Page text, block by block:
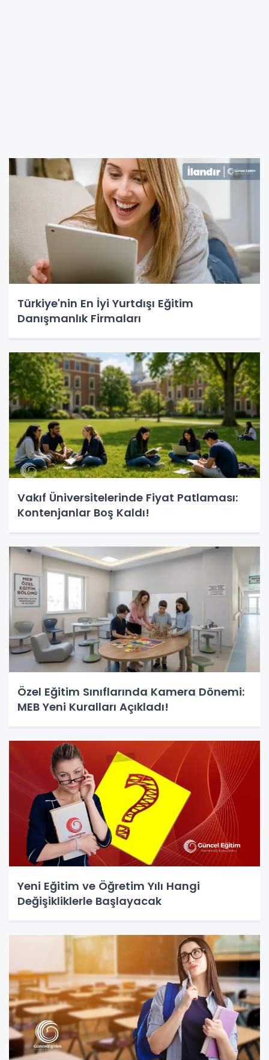
Türkiye'nin En İyi Yurtdışı Eğitim
Danışmanlık Firmaları
Vakıf Üniversitelerinde Fiyat Patlaması:
Kontenjanlar Boş Kaldı!
Özel Eğitim Sınıflarında Kamera Dönemi:
MEB Yeni Kuralları Açıkladı!
Yeni Eğitim ve Öğretim Yılı Hangi
Değişikliklerle Başlayacak